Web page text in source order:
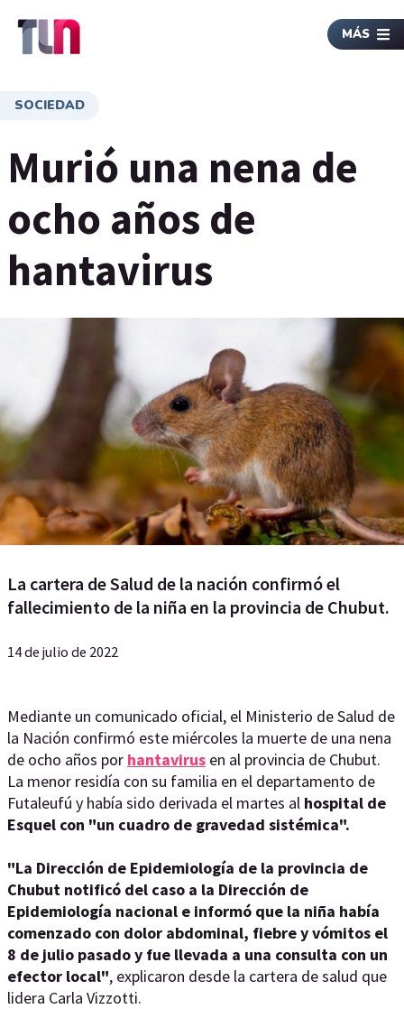
MÁS
SOCIEDAD
Murió una nena de
ocho años de
hantavirus
La cartera de Salud de la nación confirmó el
fallecimiento de la niña en la provincia de Chubut.
14 de julio de 2022
Mediante un comunicado oficial, el Ministerio de Salud de
la Nación confirmó este miércoles la muerte de una nena
de ocho años por hantavirus en al provincia de Chubut.
La menor residía con su familia en el departamento de
Futaleufú y había sido derivada el martes al hospital de
Esquel con "un cuadro de gravedad sistémica".
"La Dirección de Epidemiología de la provincia de
Chubut notificó del caso a la Dirección de
Epidemiología nacional e informó que la niña había
comenzado con dolor abdominal, fiebre y vómitos el
8 de julio pasado y fue llevada a una consulta con un
efector local", explicaron desde la cartera de salud que
lidera Carla Vizzotti.